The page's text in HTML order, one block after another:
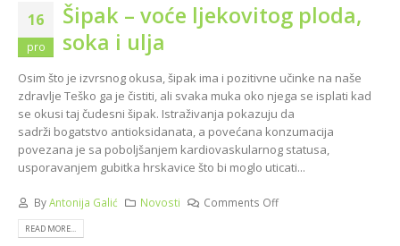
16
pro
Šipak – voće ljekovitog ploda,
soka i ulja
Osim što je izvrsnog okusa, šipak ima i pozitivne učinke na naše
zdravlje Teško ga je čistiti, ali svaka muka oko njega se isplati kad
se okusi taj čudesni šipak. Istraživanja pokazuju da
sadrži bogatstvo antioksidanata, a povećana konzumacija
povezana je sa poboljšanjem kardiovaskularnog statusa,
usporavanjem gubitka hrskavice što bi moglo uticati...
ByAntonija Galić Novosti Comments Off
READ MORE...